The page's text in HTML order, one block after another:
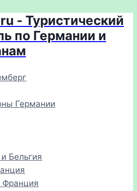
- Туристический
по Германии и
Германии
Бельгия
Франция